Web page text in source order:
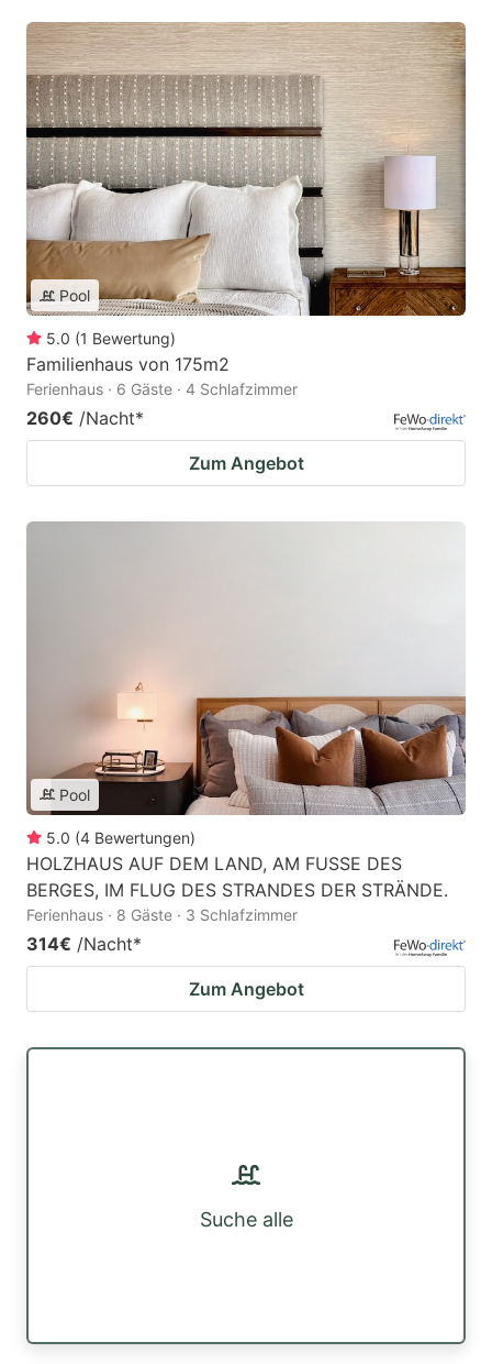
Pool
5.0 (1 Bewertung)
Familienhaus von 175m2
Ferienhaus · 6 Gäste · 4 Schlafzimmer
260€ /Nacht*
Zum Angebot
Pool
5.0 (4 Bewertungen)
HOLZHAUS AUF DEM LAND, AM FUSSE DES
BERGES, IM FLUG DES STRANDES DER STRÄNDE.
Ferienhaus · 8 Gäste · 3 Schlafzimmer
314€ /Nacht*
Zum Angebot
Suche alle